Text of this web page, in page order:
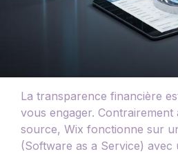
La transparence financière
vous engager.
source, Wix fonctionne sur
(Software as a Service) avec